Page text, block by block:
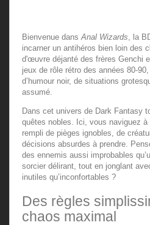
Bienvenue dansAnal Wizards, la
incarner un antihéros bien loin des
d'œuvre déjanté des frères Genchi
jeux de rôle rétro des années 80-
d’humour noir, de situations
assumé.
Dans cet univers de Dark Fantasy
quêtes nobles. Ici, vous naviguez
rempli de pièges ignobles, de
décisions absurdes à prendre.
des ennemis aussi improbables
sorcier délirant, tout en jonglant
inutiles qu’inconfortables ?
Des règles
chaos maximal